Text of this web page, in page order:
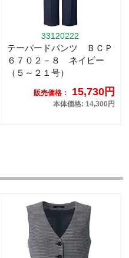
33120222
テーパードパンツ ＢＣＰ
６７０２－８ ネイビー
（５～２１号）
販売価格： 15,730円
本体価格: 14,300円